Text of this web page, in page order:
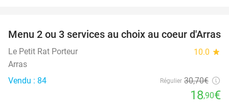
38%
Menu 2 ou 3 services au choix au coeur d'Arras
Le Petit Rat Porteur 10.0 star
Arras
Vendu : 84
Régulier 30,70€
18,90€